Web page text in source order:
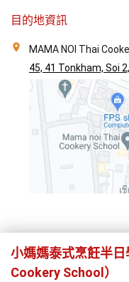
目的地資訊
MAMA NOI Thai
45, 41 Tonkham, Soi
小媽媽泰式烹飪半
Cookery School）